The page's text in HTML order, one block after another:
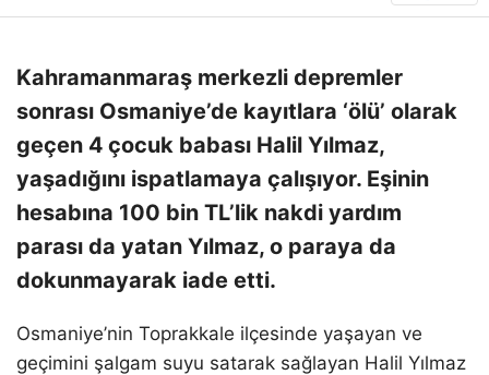
Kahramanmaraş merkezli depremler
sonrası Osmaniye’de kayıtlara ‘ölü’ olarak
geçen 4 çocuk babası Halil Yılmaz,
yaşadığını ispatlamaya çalışıyor. Eşinin
hesabına 100 bin TL’lik nakdi yardım
parası da yatan Yılmaz, o paraya da
dokunmayarak iade etti.
Osmaniye’nin Toprakkale ilçesinde yaşayan ve
geçimini şalgam suyu satarak sağlayan Halil Yılmaz